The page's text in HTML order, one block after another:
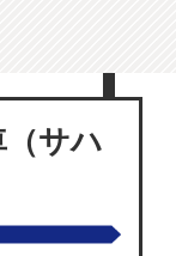
サハ